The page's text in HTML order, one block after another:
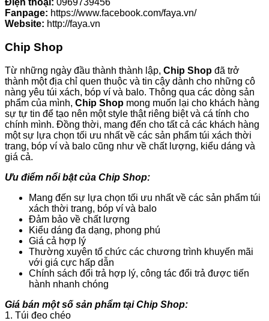
Điện thoại: 0969739456
Fanpage: https://www.facebook.com/faya.vn/
Website: http://faya.vn
Chip Shop
Từ những ngày đầu thành thành lập, Chip Shop đã trở
thành một địa chỉ quen thuộc và tin cậy dành cho những cô
nàng yêu túi xách, bóp ví và balo. Thông qua các dòng sản
phẩm của mình, Chip Shop mong muốn lại cho khách hàng
sự tự tin để tạo nên một style thật riêng biệt và cá tính cho
chính mình. Đồng thời, mang đến cho tất cả các khách hàng
một sự lựa chọn tối ưu nhất về các sản phẩm túi xách thời
trang, bóp ví và balo cũng như về chất lượng, kiểu dáng và
giá cả.
Ưu điểm nổi bật của Chip Shop:
Mang đến sự lựa chọn tối ưu nhất về các sản phẩm túi
xách thời trang, bóp ví và balo
Đảm bảo về chất lượng
Kiểu dáng đa dạng, phong phú
Giá cả hợp lý
Thường xuyên tổ chức các chương trình khuyến mãi
với giá cực hấp dẫn
Chính sách đổi trả hợp lý, công tác đổi trả được tiến
hành nhanh chóng
Giá bán một số sản phẩm tại Chip Shop:
1. Túi đeo chéo